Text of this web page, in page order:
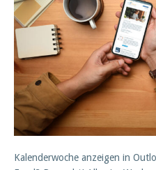
Kalenderwoche anzeigen in